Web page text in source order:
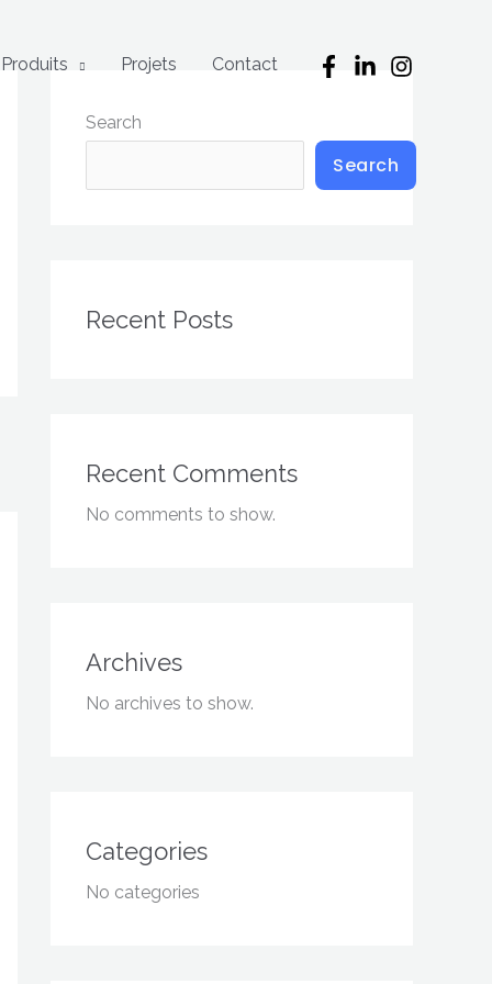
Produits Projets Contact
Search
Search
Recent Posts
Recent Comments
No comments to show.
Archives
No archives to show.
Categories
No categories